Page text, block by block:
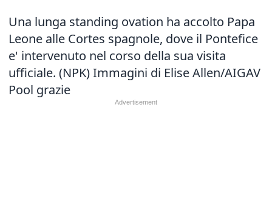
Una lunga standing ovation ha accolto Papa
Leone alle Cortes spagnole, dove il Pontefice
e' intervenuto nel corso della sua visita
ufficiale. (NPK) Immagini di Elise Allen/AIGAV
Pool grazie